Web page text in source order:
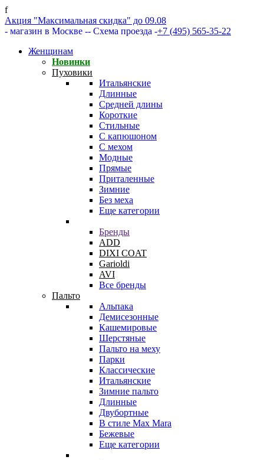
f
Акция "Максимальная скидка" до 09.08
- магазин в Москве -- Схема проезда -+7 (495) 565-35-22
Женщинам
Новинки
Пуховики
Итальянские
Длинные
Средней длины
Короткие
Стильные
С капюшоном
С мехом
Модные
Прямые
Приталенные
Зимние
Без меха
Еще категории
Бренды
ADD
DIXI COAT
Garioldi
AVI
Все бренды
Пальто
Альпака
Демисезонные
Кашемировые
Шерстяные
Пальто на меху
Парки
Классические
Итальянские
Зимние пальто
Длинные
Двубортные
В стиле Max Mara
Бежевые
Еще категории